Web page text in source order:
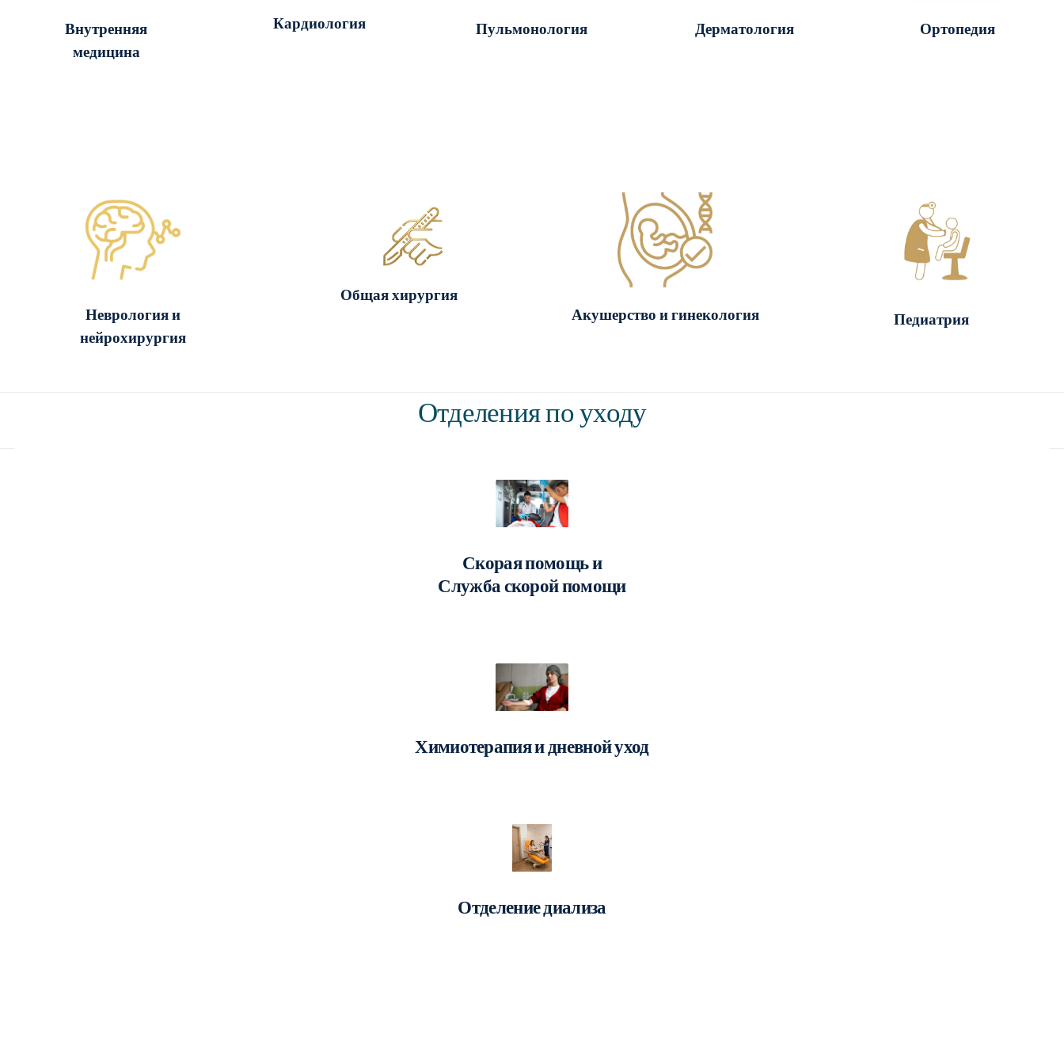
Внутренняя
медицина
Кардиология Пульмонология Дерматология Ортопедия
Неврология и
нейрохирургия
Общая хирургия
Акушерство и гинекология Педиатрия
Отделения по уходу
Скорая помощь и
Служба скорой помощи
Химиотерапия и дневной уход
Отделение диализа